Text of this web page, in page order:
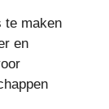
te maken
en